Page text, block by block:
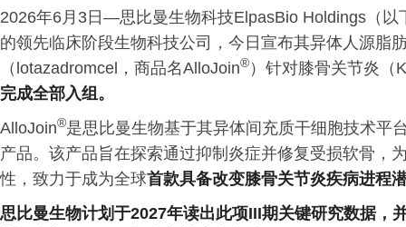
2026年6月3日—思比曼生物科技ElpasBio Holdings（以
的领先临床阶段生物科技公司，今日宣布其异体人源脂
（lotazadromcel，商品名AlloJoin® ）针对膝骨关节炎（
完成全部入组。
AlloJoin®是思比曼生物基于其异体间充质干细胞技术平
产品。该产品旨在探索通过抑制炎症并修复受损软骨，
性，致力于成为全球首款具备改变膝骨关节炎疾病进程
思比曼生物计划于2027年读出此项III期关键研究数据，